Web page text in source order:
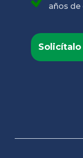
años de
Solicítalo